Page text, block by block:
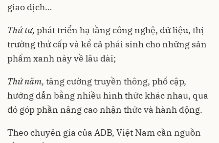
giao dịch…
Thứ tư, phát triển hạ tầng công nghệ, dữ liệu, thị
trường thứ cấp và kể cả phái sinh cho những sản
phẩm xanh này về lâu dài;
Thứ năm, tăng cường truyền thông, phổ cập,
hướng dẫn bằng nhiều hình thức khác nhau, qua
đó góp phần nâng cao nhận thức và hành động.
Theo chuyên gia của ADB, Việt Nam cần nguồn